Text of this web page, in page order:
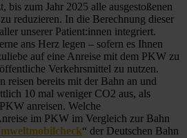
bis zum Jahr 2025 alle ausgestoßenen
reduzieren. In die Berechnung dieser
unserer Patient:innen integriert.
ans Herz legen – sofern es Ihnen
auf eine Anreise mit dem PKW zu
Verkehrsmittel zu nutzen.
reisen bereits mit der Bahn an und
10 mal weniger CO2 aus, als
anreisen. Welche
im PKW im Vergleich zur Bahn
“ der Deutschen Bahn